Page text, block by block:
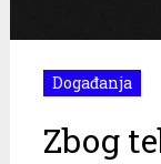
Događanja
Zbog